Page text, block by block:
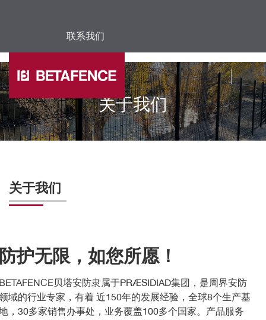
Skip to main content
联系我们
关于我们
关于我们
护无限，如您所愿！
贝塔安防隶属于PRÆSIDIAD集团，是周界安防
域的行业专家，有着 近150年的发展经验，全球8个生产基
，30多家销售办事处，业务覆盖100多个国家。产品服务